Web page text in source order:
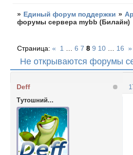
» Единый форум поддержки »
форумы сервера mybb (Билайн)
Не открываются форумы
Страница:« 1 6 7 8 9 10 16 »
Deff
Тутошний...